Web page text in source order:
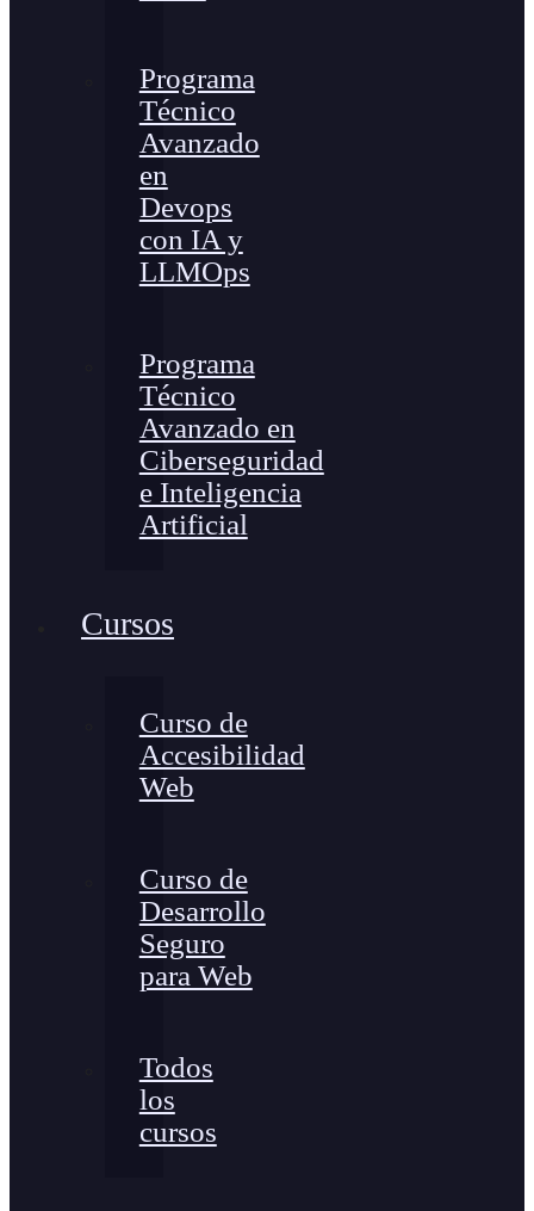
Programa
Técnico
Avanzado
en
Devops
con IA y
LLMOps
Programa
Técnico
Avanzado en
Ciberseguridad
e Inteligencia
Artificial
Cursos
Curso de
Accesibilidad
Web
Curso de
Desarrollo
Seguro
para Web
Todos
los
cursos